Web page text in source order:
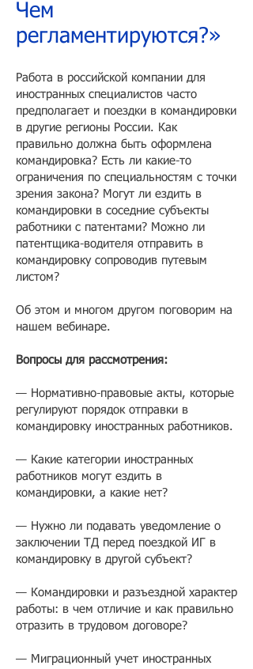
Чем
регламентируются?»
Работа в российской компании для
иностранных специалистов часто
предполагает и поездки в командировки
в другие регионы России. Как
правильно должна быть оформлена
командировка? Есть ли какие-то
ограничения по специальностям с точки
зрения закона? Могут ли ездить в
командировки в соседние субъекты
работники с патентами? Можно ли
патентщика-водителя отправить в
командировку сопроводив путевым
листом?
Об этом и многом другом поговорим на
нашем вебинаре.
Вопросы для рассмотрения:
— Нормативно-правовые акты, которые
регулируют порядок отправки в
командировку иностранных работников.
— Какие категории иностранных
работников могут ездить в
командировки, а какие нет?
— Нужно ли подавать уведомление о
заключении ТД перед поездкой ИГ в
командировку в другой субъект?
— Командировки и разъездной характер
работы: в чем отличие и как правильно
отразить в трудовом договоре?
— Миграционный учет иностранных